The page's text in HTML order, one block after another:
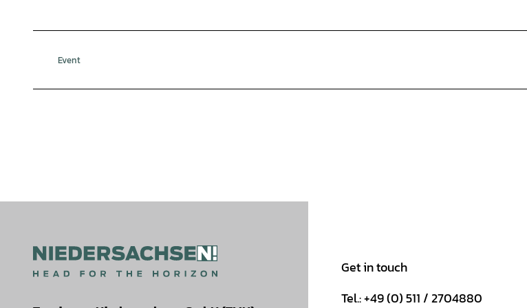
Event
Get in touch
Tel.: +49 (0) 511 / 2704880